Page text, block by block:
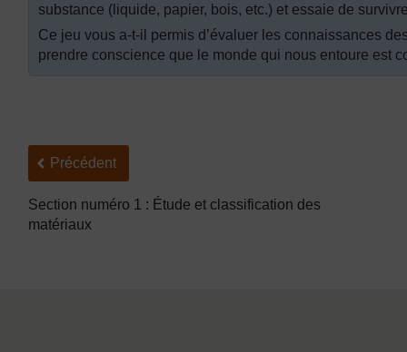
substance (liquide, papier, bois, etc.) et essaie de
Ce jeu vous a-t-il permis d’évaluer les connaissances
prendre conscience que le monde qui nous entoure est
Précédent
Précédent
Section numéro 1 : Étude et classification des
matériaux